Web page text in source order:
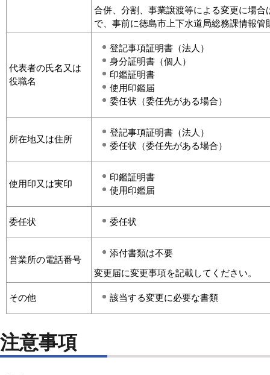
合併、分割、事業譲渡等による変更に場
で、事前に徳島市上下水道局総務課情報
代表者の氏名又は
役職名
登記事項証明書（法人）
身分証明書（個人）
印鑑証明書
使用印鑑届
委任状（委任先がある場合）
所在地又は住所
登記事項証明書（法人）
委任状（委任先がある場合）
使用印又は実印
印鑑証明書
使用印鑑届
委任状 委任状
営業所の電話番号
添付書類は不要
変更届に変更事項を記載してください。
その他 該当する変更に必要な書類
注意事項